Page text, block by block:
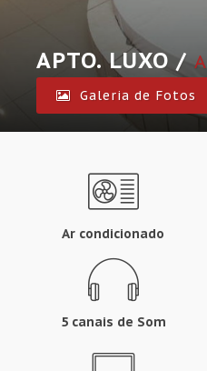
APTO. LUXO /
Galeria de Fotos
Ar condicionado
5 canais de Som